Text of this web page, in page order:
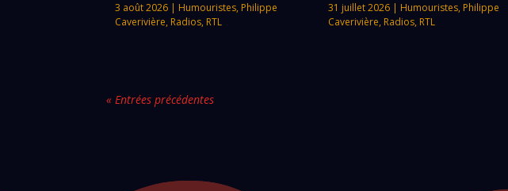
3 août 2026 | Humouristes, Philippe
Caverivière, Radios, RTL
31 juillet 2026| Humouristes, Philippe
Caverivière, Radios, RTL
« Entrées précédentes